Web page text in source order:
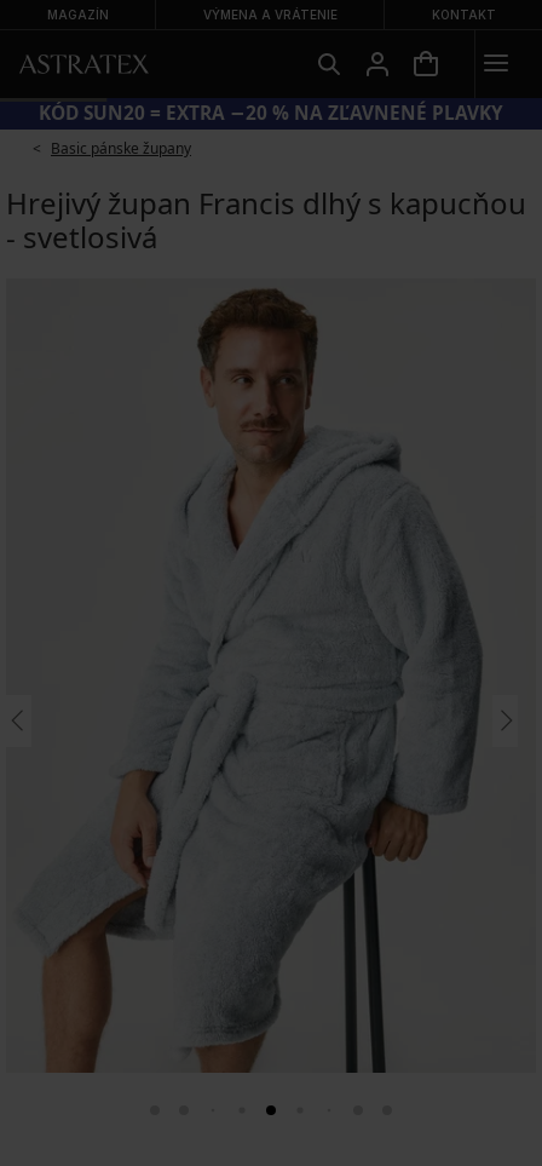
MAGAZÍN VÝMENA A VRÁTENIE KONTAKT
KÓD SUN20 = EXTRA −20 % NA ZĽAVNENÉ PLAVKY
Basic pánske župany
Hrejivý župan Francis dlhý s kapucňou
- svetlosivá